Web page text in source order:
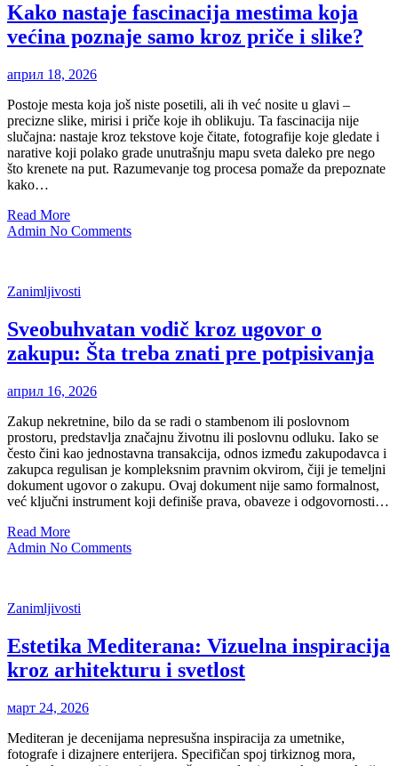
Kako nastaje fascinacija mestima koja
većina poznaje samo kroz priče i slike?
април 18, 2026
Postoje mesta koja još niste posetili, ali ih već nosite u glavi –
precizne slike, mirisi i priče koje ih oblikuju. Ta fascinacija nije
slučajna: nastaje kroz tekstove koje čitate, fotografije koje gledate i
narative koji polako grade unutrašnju mapu sveta daleko pre nego
što krenete na put. Razumevanje tog procesa pomaže da prepoznate
kako…
Read More
Admin No Comments
Zanimljivosti
Sveobuhvatan vodič kroz ugovor o
zakupu: Šta treba znati pre potpisivanja
април 16, 2026
Zakup nekretnine, bilo da se radi o stambenom ili poslovnom
prostoru, predstavlja značajnu životnu ili poslovnu odluku. Iako se
često čini kao jednostavna transakcija, odnos između zakupodavca i
zakupca regulisan je kompleksnim pravnim okvirom, čiji je temeljni
dokument ugovor o zakupu. Ovaj dokument nije samo formalnost,
već ključni instrument koji definiše prava, obaveze i odgovornosti…
Read More
Admin No Comments
Zanimljivosti
Estetika Mediterana: Vizuelna inspiracija
kroz arhitekturu i svetlost
март 24, 2026
Mediteran je decenijama nepresušna inspiracija za umetnike,
fotografe i dizajnere enterijera. Specifičan spoj tirkiznog mora,